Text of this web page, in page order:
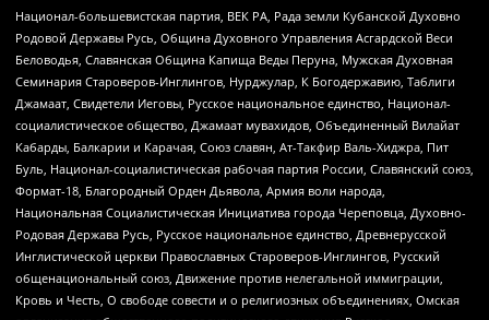
Национал-большевистская партия, ВЕК РА, Рада земли Кубанской Духовно
Родовой Державы Русь, Община Духовного Управления Асгардской Веси
Беловодья, Славянская Община Капища Веды Перуна, Мужская Духовная
Семинария Староверов-Инглингов, Нурджулар, К Богодержавию, Таблиги
Джамаат, Свидетели Иеговы, Русское национальное единство, Национал-
социалистическое общество, Джамаат мувахидов, Объединенный Вилайат
Кабарды, Балкарии и Карачая, Союз славян, Ат-Такфир Валь-Хиджра, Пит
Буль, Национал-социалистическая рабочая партия России, Славянский союз,
Формат-18, Благородный Орден Дьявола, Армия воли народа,
Национальная Социалистическая Инициатива города Череповца, Духовно-
Родовая Держава Русь, Русское национальное единство, Древнерусской
Инглистической церкви Православных Староверов-Инглингов, Русский
общенациональный союз, Движение против нелегальной иммиграции,
Кровь и Честь, О свободе совести и о религиозных объединениях, Омская